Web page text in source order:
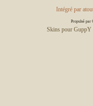
Intégré par
Propulsé par
Skins pour GuppY